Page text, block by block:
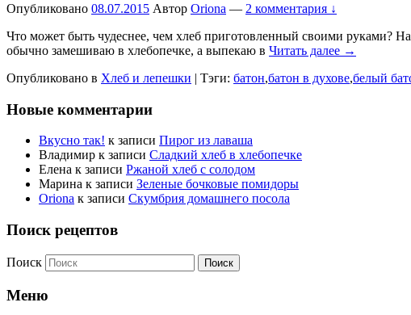
Опубликовано 08.07.2015 Автор Oriona — 2 комментария ↓
Что может быть чудеснее, чем хлеб приготовленный своими руками?
обычно замешиваю в хлебопечке, а выпекаю в Читать далее →
Опубликовано в Хлеб и лепешки | Тэги: батон,батон в духове,белый
Новые комментарии
Вкусно так! к записи Пирог из лаваша
Владимир к записи Сладкий хлеб в хлебопечке
Елена к записи Ржаной хлеб с солодом
Марина к записи Зеленые бочковые помидоры
Oriona к записи Скумбрия домашнего посола
Поиск рецептов
Поиск
Меню